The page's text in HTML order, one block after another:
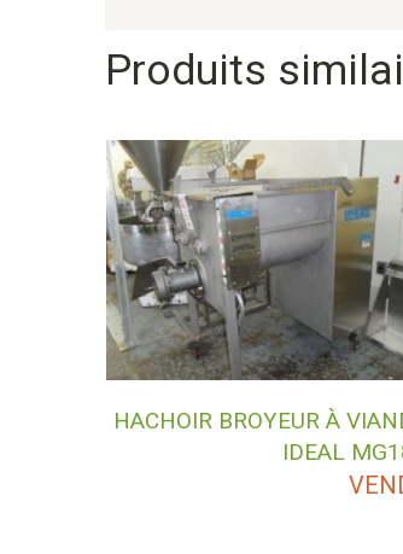
Produits
HACHOIR BROYEUR À
IDEAL